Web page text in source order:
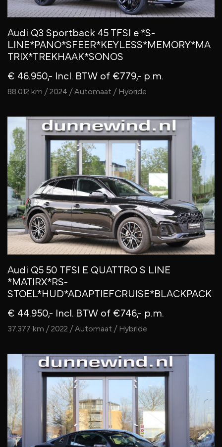
Audi Q3 Sportback 45 TFSI e *S-
LINE*PANO*SFEER*KEYLESS*MEMORY*MA
TRIX*TREKHAAK*SONOS
€ 46.950,- Incl. BTW of €779,- p.m.
88.012 km / 2024 / Automaat / Hybride
Audi Q5 50 TFSI E QUATTRO S LINE
*MATIRX*RS-
STOEL*HUD*ADAPTIEFCRUISE*BLACKPACK
€ 44.950,- Incl. BTW of €746,- p.m.
37.377 km / 2022 / Automaat / Hybride